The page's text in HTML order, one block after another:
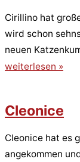
Cirillino hat
wird schon
neuen
weiterlesen »
Cleonice
Cleonice hat es
angekommen